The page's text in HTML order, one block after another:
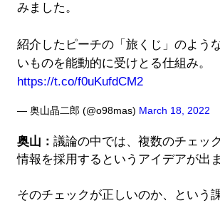
みました。
紹介したピーチの「旅くじ」のよう
いものを能動的に受けとる仕組み。
https://t.co/f0uKufdCM2
— 奥山晶二郎 (@o98mas) March 18, 2022
奥山： 議論の中では、複数のチェッ
情報を採用するというアイデアが出ま
そのチェックが正しいのか、という